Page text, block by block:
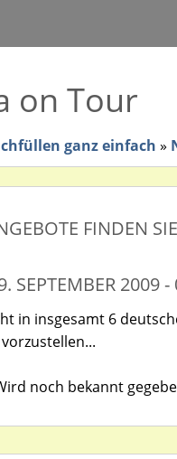
on Tour
ganz einfach »
FINDEN
SEPTEMBER 2009
in insgesamt 6
noch bekannt